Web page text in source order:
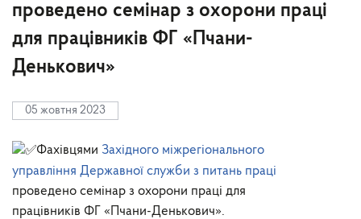
проведено семінар з охорони праці
для працівників ФГ «Пчани-
Денькович»
05 жовтня 2023
Фахівцями Західного міжрегіонального
управління Державної служби з питань праці
проведено семінар з охорони праці для
працівників ФГ «Пчани-Денькович».